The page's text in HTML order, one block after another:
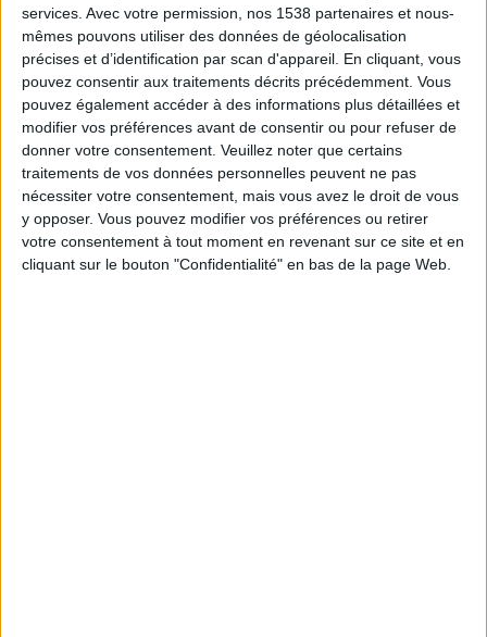
services. Avec votre permission, nos 1538 partenaires et nous-
mêmes pouvons utiliser des données de géolocalisation
précises et d’identification par scan d'appareil. En cliquant, vous
pouvez consentir aux traitements décrits précédemment. Vous
pouvez également accéder à des informations plus détaillées et
modifier vos préférences avant de consentir ou pour refuser de
donner votre consentement. Veuillez noter que certains
traitements de vos données personnelles peuvent ne pas
nécessiter votre consentement, mais vous avez le droit de vous
y opposer. Vous pouvez modifier vos préférences ou retirer
votre consentement à tout moment en revenant sur ce site et en
cliquant sur le bouton "Confidentialité" en bas de la page Web.
Bas du Corps en Feu : 30 min Cardio + Renfo
Muscu | GymWaouw 8H avec Léa du
03/09/2025